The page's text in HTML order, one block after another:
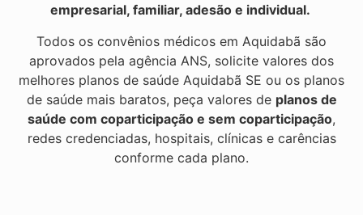
empresarial, familiar, adesão e individual.
Todos os convênios médicos em Aquidabã são
aprovados pela agência ANS, solicite valores dos
melhores planos de saúde Aquidabã SE ou os planos
de saúde mais baratos, peça valores de planos de
saúde com coparticipação e sem coparticipação,
redes credenciadas, hospitais, clínicas e carências
conforme cada plano.